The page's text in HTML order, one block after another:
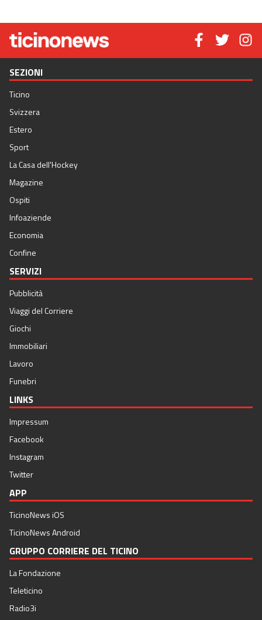
SEZIONI
Ticino
Svizzera
Estero
Sport
La Casa dell'Hockey
Magazine
Ospiti
Infoaziende
Economia
Confine
SERVIZI
Pubblicità
Viaggi del Corriere
Giochi
Immobiliari
Lavoro
Funebri
LINKS
Impressum
Facebook
Instagram
Twitter
APP
TicinoNews iOS
TicinoNews Android
GRUPPO CORRIERE DEL TICINO
La Fondazione
Teleticino
Radio3i